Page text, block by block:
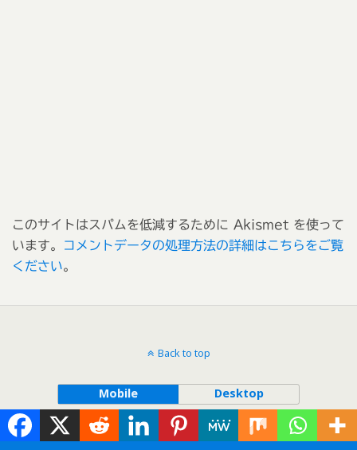
このサイトはスパムを低減するために Akismet を使って
います。
コメントデータの処理方法の詳細はこちらをご覧
ください。
Back to top
Mobile Desktop